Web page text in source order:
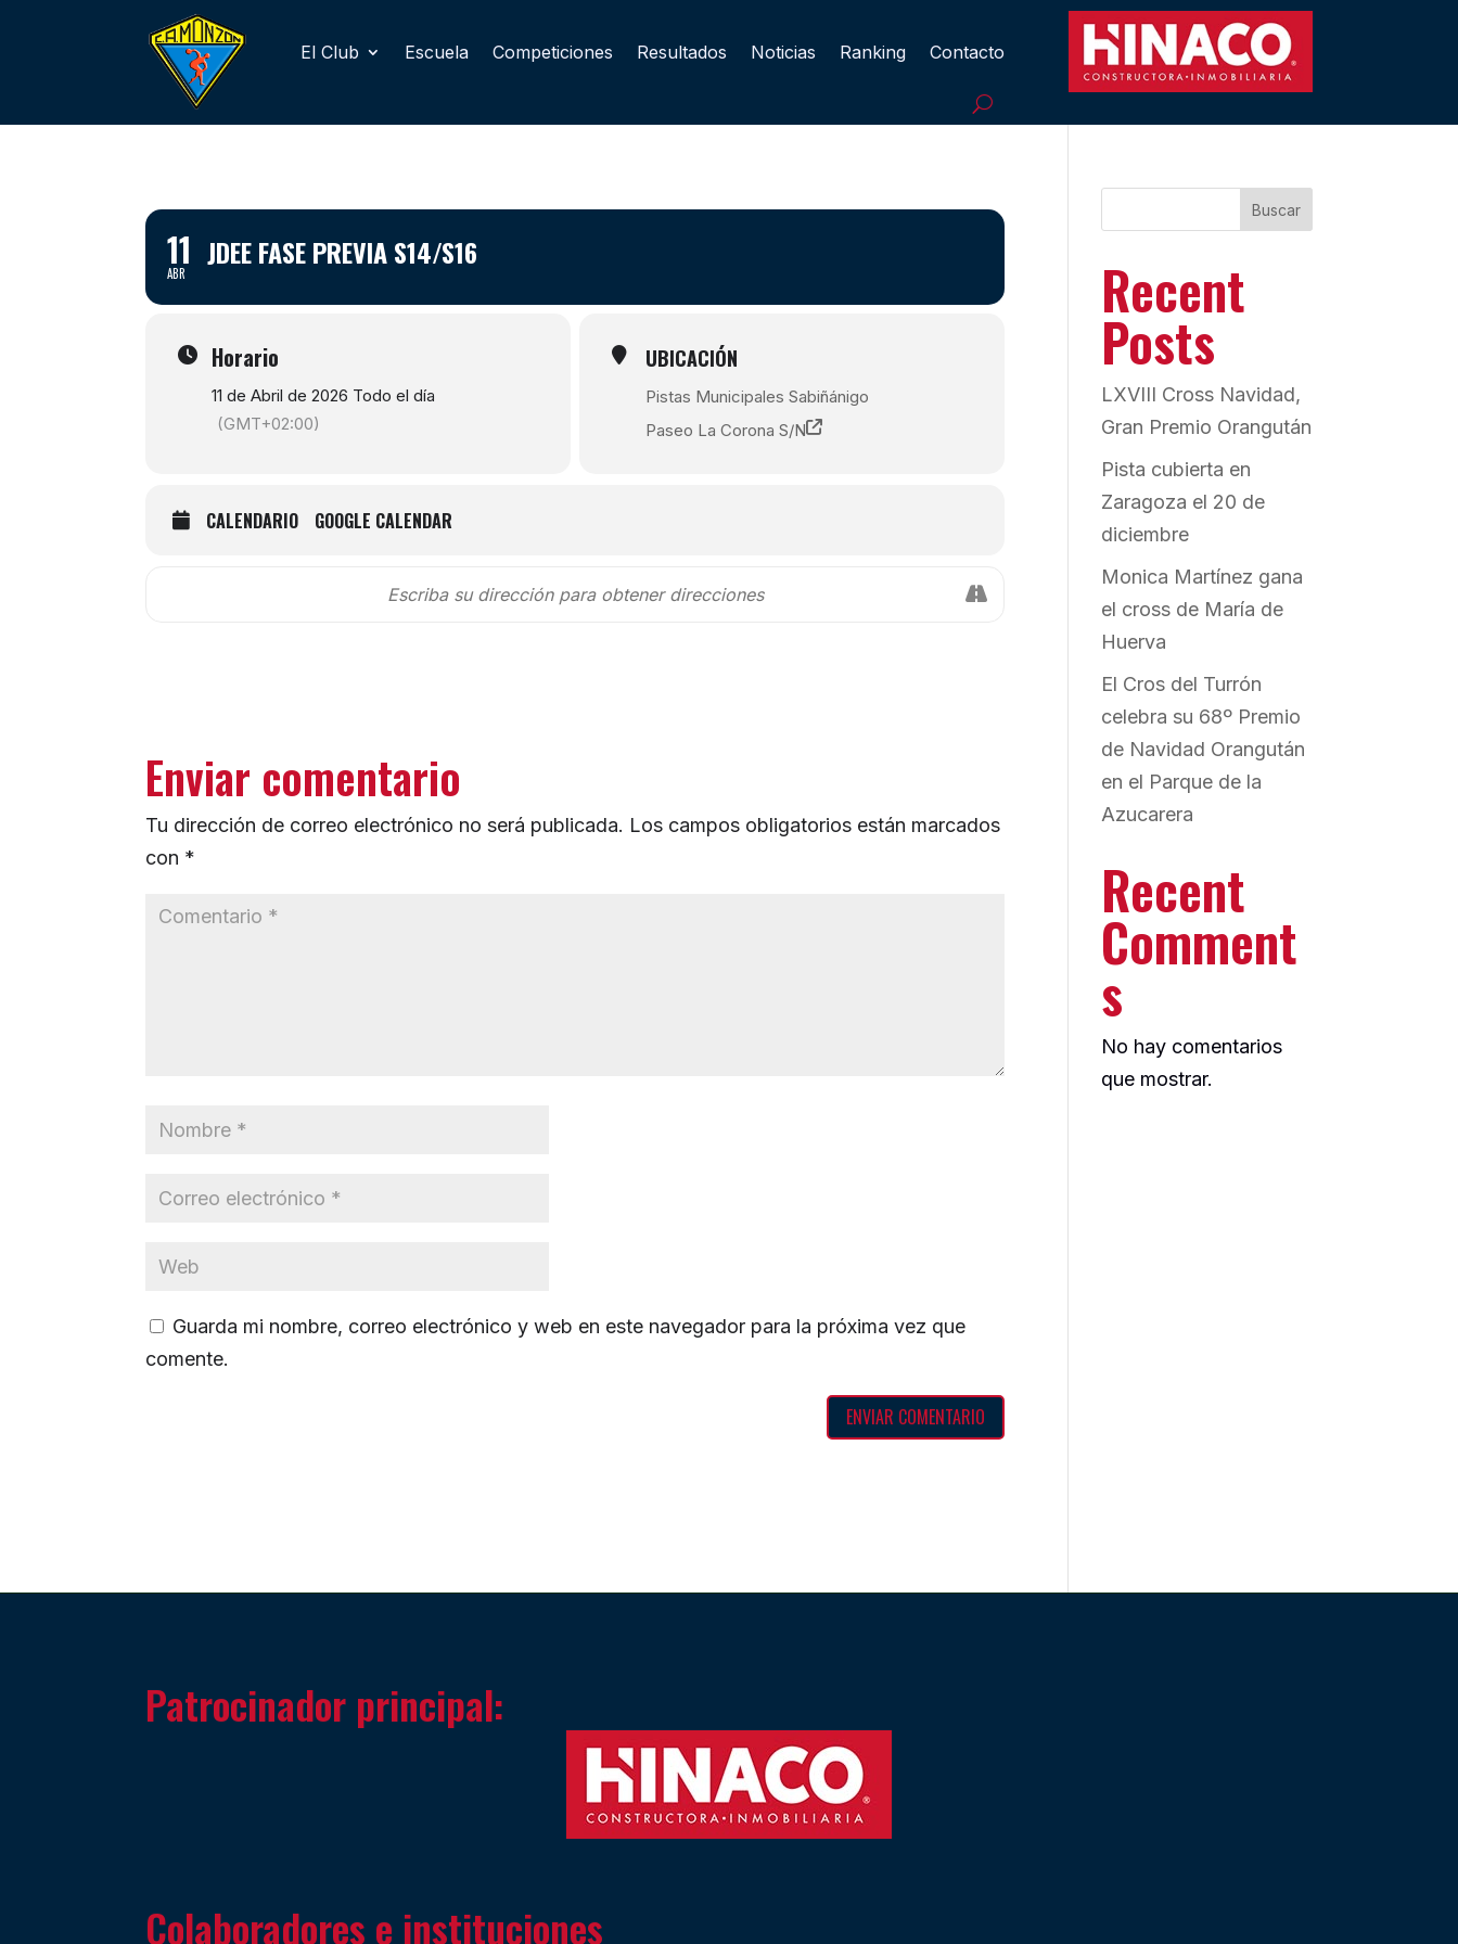
El Club Escuela Competiciones Resultados Noticias Ranking Contacto
11
ABR
JDEE FASE PREVIA S14/S16
Horario
11 de Abril de 2026 Todo el día
(GMT+02:00)
UBICACIÓN
Pistas Municipales Sabiñánigo
Paseo La Corona S/N
CALENDARIO GOOGLE CALENDAR
Enviar comentario
Tu dirección de correo electrónico no será publicada. Los campos obligatorios están marcados
con *
Guarda mi nombre, correo electrónico y web en este navegador para la próxima vez que
comente.
Buscar
Recent
Posts
LXVIII Cross Navidad,
Gran Premio Orangután
Pista cubierta en
Zaragoza el 20 de
diciembre
Monica Martínez gana
el cross de María de
Huerva
El Cros del Turrón
celebra su 68º Premio
de Navidad Orangután
en el Parque de la
Azucarera
Recent
Comment
s
No hay comentarios
que mostrar.
Patrocinador principal:
Colaboradores e instituciones